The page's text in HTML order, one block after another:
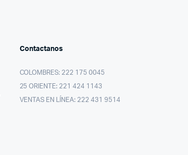
Contactanos
COLOMBRES: 222 175 0045
25 ORIENTE: 221 424 1143
VENTAS EN LÍNEA: 222 431 9514